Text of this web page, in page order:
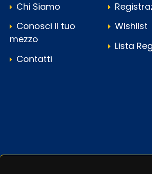
Chi Siamo
Conosci il tuo
mezzo
Contatti
Wishlist
Lista